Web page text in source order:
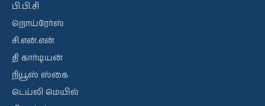
பி.பி.சி
றொய்ரேர்ஸ்
சி.என்.என்
தி கார்டியன்
நியூஸ் ஸ்கை
டெய்லி மெயில்